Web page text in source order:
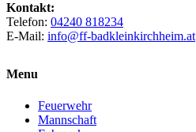
Kontakt:
Telefon: 04240 818234
E-Mail: info@ff-badkleinkirchheim.at
Menu
Feuerwehr
Mannschaft